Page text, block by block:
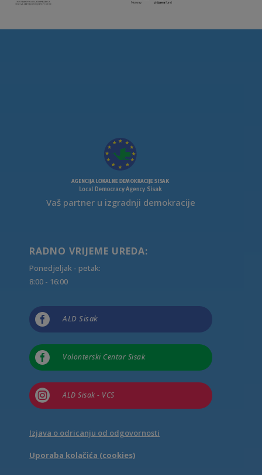
Vaš partner u izgradnji demokracije
RADNO VRIJEME UREDA:
Ponedjeljak - petak:
8:00 - 16:00
 ALD Sisak
 Volonterski Centar Sisak
 ALD Sisak - VCS
Izjava o odricanju od odgovornosti
Uporaba kolačića (cookies)